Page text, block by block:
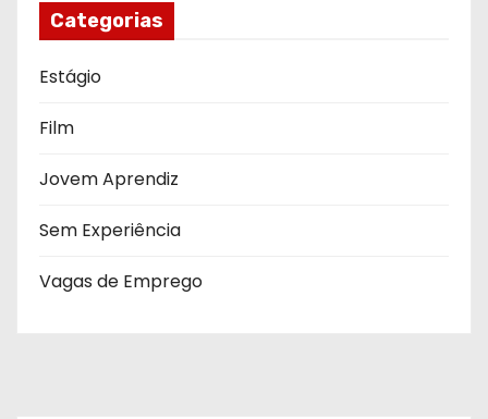
Categorias
Estágio
Film
Jovem Aprendiz
Sem Experiência
Vagas de Emprego